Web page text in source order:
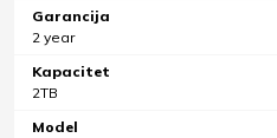
Garancija
2 year
Kapacitet
2TB
Model